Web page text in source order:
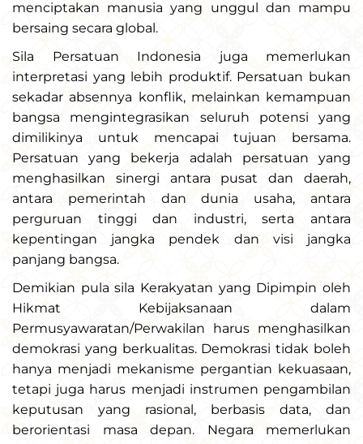
menciptakan manusia yang unggul dan mampu
bersaing secara global.
Sila Persatuan Indonesia juga memerlukan
interpretasi yang lebih produktif. Persatuan bukan
sekadar absennya konflik, melainkan kemampuan
bangsa mengintegrasikan seluruh potensi yang
dimilikinya untuk mencapai tujuan bersama.
Persatuan yang bekerja adalah persatuan yang
menghasilkan sinergi antara pusat dan daerah,
antara pemerintah dan dunia usaha, antara
perguruan tinggi dan industri, serta antara
kepentingan jangka pendek dan visi jangka
panjang bangsa.
Demikian pula sila Kerakyatan yang Dipimpin oleh
Hikmat Kebijaksanaan dalam
Permusyawaratan/Perwakilan harus menghasilkan
demokrasi yang berkualitas. Demokrasi tidak boleh
hanya menjadi mekanisme pergantian kekuasaan,
tetapi juga harus menjadi instrumen pengambilan
keputusan yang rasional, berbasis data, dan
berorientasi masa depan. Negara memerlukan